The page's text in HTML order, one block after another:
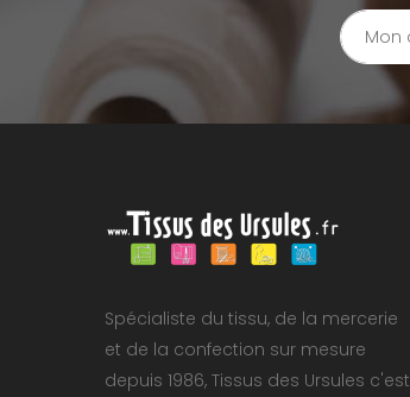
Spécialiste du tissu, de la mercerie
et de la confection sur mesure
depuis 1986, Tissus des Ursules c'est